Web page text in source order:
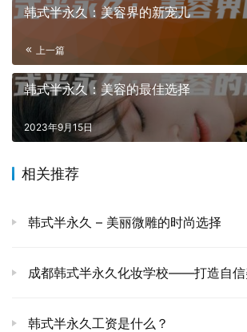
韩式半永久：美容界的新宠儿
上一篇
韩式半永久：美容的最佳选择
2023年9月15日
相关推荐
韩式半永久 – 美丽微雕的时尚选择
成都韩式半永久化妆学校——打造自
韩式半永久工资是什么？